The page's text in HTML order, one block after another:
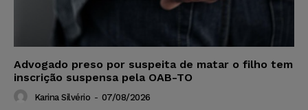
Advogado preso por suspeita de matar o filho tem
inscrição suspensa pela OAB-TO
Karina Silvério - 07/08/2026